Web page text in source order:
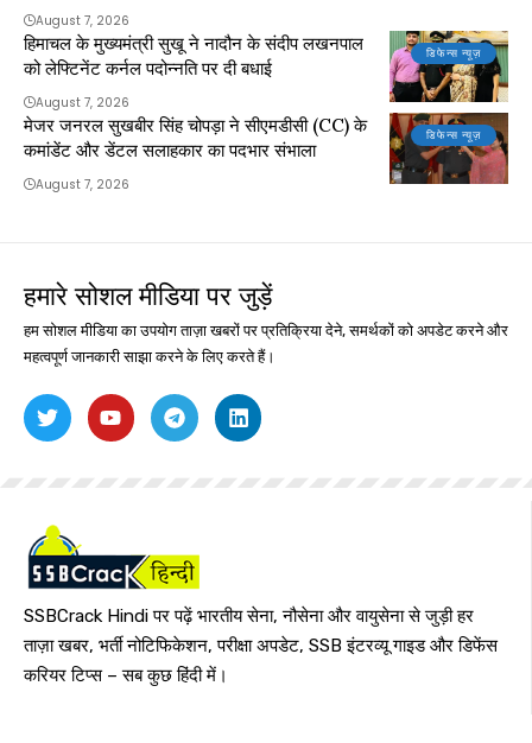
August 7, 2026
डिफेन्स न्यूज़
हिमाचल के मुख्यमंत्री सुखू ने नादौन के संदीप लखनपाल
को लेफ्टिनेंट कर्नल पदोन्नति पर दी बधाई
August 7, 2026
डिफेन्स न्यूज़
मेजर जनरल सुखबीर सिंह चोपड़ा ने सीएमडीसी (CC) के
कमांडेंट और डेंटल सलाहकार का पदभार संभाला
August 7, 2026
हमारे सोशल मीडिया पर जुड़ें
हम सोशल मीडिया का उपयोग ताज़ा खबरों पर प्रतिक्रिया देने, समर्थकों को अपडेट करने और
महत्वपूर्ण जानकारी साझा करने के लिए करते हैं।
SSBCrack Hindi पर पढ़ें भारतीय सेना, नौसेना और वायुसेना से जुड़ी हर
ताज़ा खबर, भर्ती नोटिफिकेशन, परीक्षा अपडेट, SSB इंटरव्यू गाइड और डिफेंस
करियर टिप्स – सब कुछ हिंदी में।